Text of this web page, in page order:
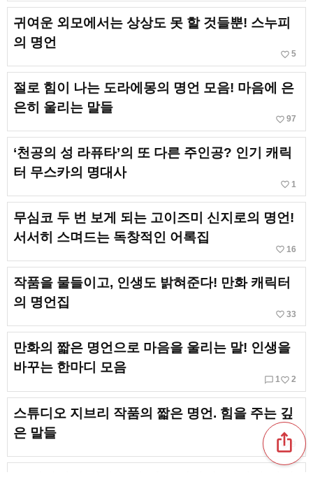
귀여운 외모에서는 상상도 못 할 것들뿐! 스누피
의 명언
favorite_border 5
절로 힘이 나는 도라에몽의 명언 모음! 마음에 은
은히 울리는 말들
favorite_border 97
‘천공의 성 라퓨타’의 또 다른 주인공? 인기 캐릭
터 무스카의 명대사
favorite_border 1
무심코 두 번 보게 되는 고이즈미 신지로의 명언!
서서히 스며드는 독창적인 어록집
favorite_border 16
작품을 물들이고, 인생도 밝혀준다! 만화 캐릭터
의 명언집
favorite_border 33
만화의 짧은 명언으로 마음을 울리는 말! 인생을
바꾸는 한마디 모음
chat_bubble_outline 1 favorite_border 2
스튜디오 지브리 작품의 짧은 명언. 힘을 주는 깊
은 말들
favorite_border
ios_share